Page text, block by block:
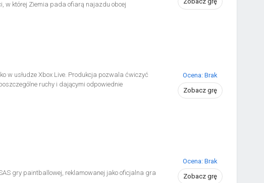
w której Ziemia pada ofiarą najazdu obcej
w usłudze Xbox Live. Produkcja pozwala ćwiczyć
ruchy i dającymi odpowiednie
Ocena: Brak
Zobacz grę
gry paintballowej, reklamowanej jako oficjalna gra
Ocena: Brak
Zobacz grę